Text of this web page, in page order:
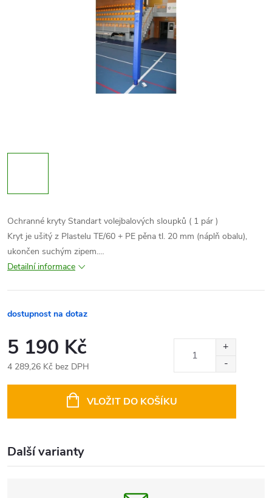
Ochranné kryty Standart volejbalových sloupků ( 1 pár )
Kryt je ušitý z Plastelu TE/60 + PE pěna tl. 20 mm (náplň obalu),
ukončen suchým zipem.…
Detailní informace
dostupnost na dotaz
5 190 Kč
4 289,26 Kč bez DPH
VLOŽIT DO KOŠÍKU
Další varianty